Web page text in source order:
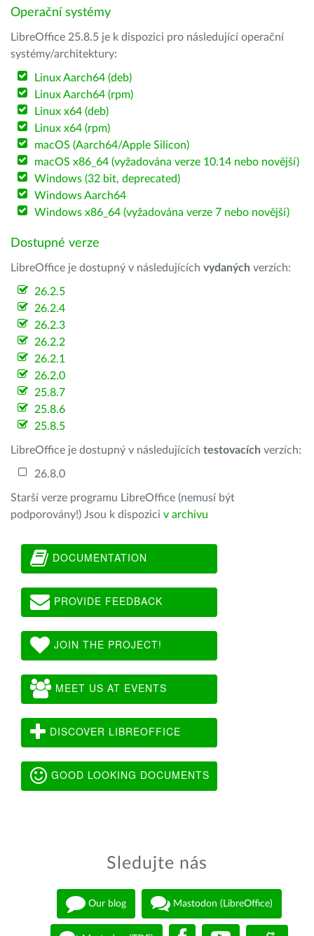
Operační systémy
LibreOffice 25.8.5 je k dispozici pro následující operační
systémy/architektury:
Linux Aarch64 (deb)
Linux Aarch64 (rpm)
Linux x64 (deb)
Linux x64 (rpm)
macOS (Aarch64/Apple Silicon)
macOS x86_64 (vyžadována verze 10.14 nebo novější)
Windows (32 bit, deprecated)
Windows Aarch64
Windows x86_64 (vyžadována verze 7 nebo novější)
Dostupné verze
LibreOffice je dostupný v následujících vydaných verzích:
26.2.5
26.2.4
26.2.3
26.2.2
26.2.1
26.2.0
25.8.7
25.8.6
25.8.5
LibreOffice je dostupný v následujících testovacích verzích:
26.8.0
Starší verze programu LibreOffice (nemusí být
podporovány!) Jsou k dispozici v archivu
DOCUMENTATION
PROVIDE FEEDBACK
JOIN THE PROJECT!
MEET US AT EVENTS
DISCOVER LIBREOFFICE
GOOD LOOKING DOCUMENTS
Sledujte nás
Our blog Mastodon (LibreOffice)